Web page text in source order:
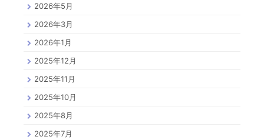
2026年5月
2026年3月
2026年1月
2025年12月
2025年11月
2025年10月
2025年8月
2025年7月